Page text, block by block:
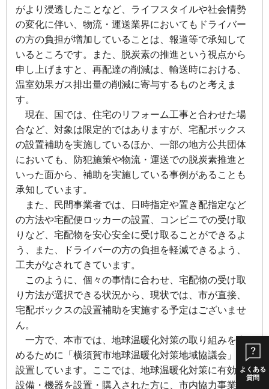
よくある
質問
がより浸透したことなど、ライフスタイルや社会情勢
の変化に伴い、物流・運送業界においてもドライバー
の方の負担が増加していることは、報道等で承知して
いるところです。また、脱炭素の推進という視点から
申し上げますと、再配達の削減は、輸送時における、
温室効果ガス排出量の削減に寄与するものと考えま
す。
現在、国では、住宅のリフォーム工事と合わせた場
合など、対象は限定的ではありますが、宅配ボックス
の設置補助を実施しているほか、一部の地方公共団体
においても、防犯施策や物流・運送での脱炭素推進と
いった面から、補助を実施している事例があることも
承知しています。
また、民間事業者では、日時指定や置き配指定など
の方法や宅配便ロッカーの設置、コンビニでの受け取
りなど、宅配物を安心安全に受け取ることができるよ
う、また、ドライバーの方の負担を軽減できるよう、
工夫がなされてきています。
こ のように、個々の事情に合わせ、宅配物の受け取
り方法が選択できる状況から、現状では、市が直接、
宅配ボックスの設置補助を実施する予定はございませ
ん。
一方で、本市では、地球温暖化対策の取り組みを進
めるために「横須賀市地球温暖化対策地域協議会」を
設置しています。ここでは、地球温暖化対策に有効な
設備・機器を設置・購入された方に、市内協力事業者